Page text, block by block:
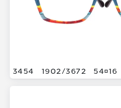
3454 1902/3672 5416